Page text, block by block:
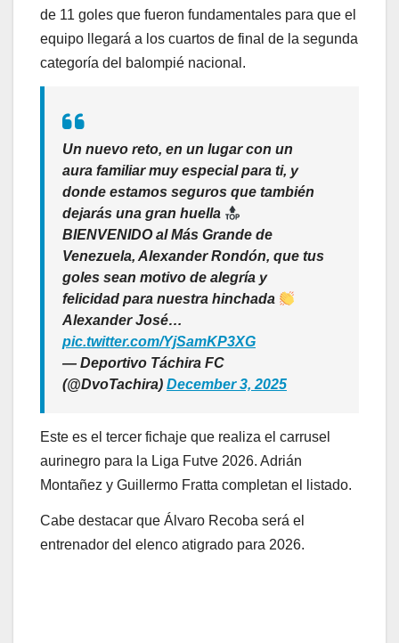
de 11 goles que fueron fundamentales para que el
equipo llegará a los cuartos de final de la segunda
categoría del balompié nacional.
Un nuevo reto, en un lugar con un
aura familiar muy especial para ti, y
donde estamos seguros que también
dejarás una gran huella
BIENVENIDO al Más Grande de
Venezuela, Alexander Rondón, que tus
goles sean motivo de alegría y
felicidad para nuestra hinchada
Alexander José…
pic.twitter.com/YjSamKP3XG
— Deportivo Táchira FC
(@DvoTachira) December 3, 2025
Este es el tercer fichaje que realiza el carrusel
aurinegro para la Liga Futve 2026. Adrián
Montañez y Guillermo Fratta completan el listado.
Cabe destacar que Álvaro Recoba será el
entrenador del elenco atigrado para 2026.